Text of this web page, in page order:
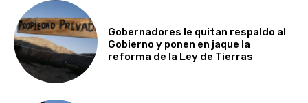
Gobernadores le quitan respaldo al
Gobierno y ponen en jaque la
reforma de la Ley de Tierras